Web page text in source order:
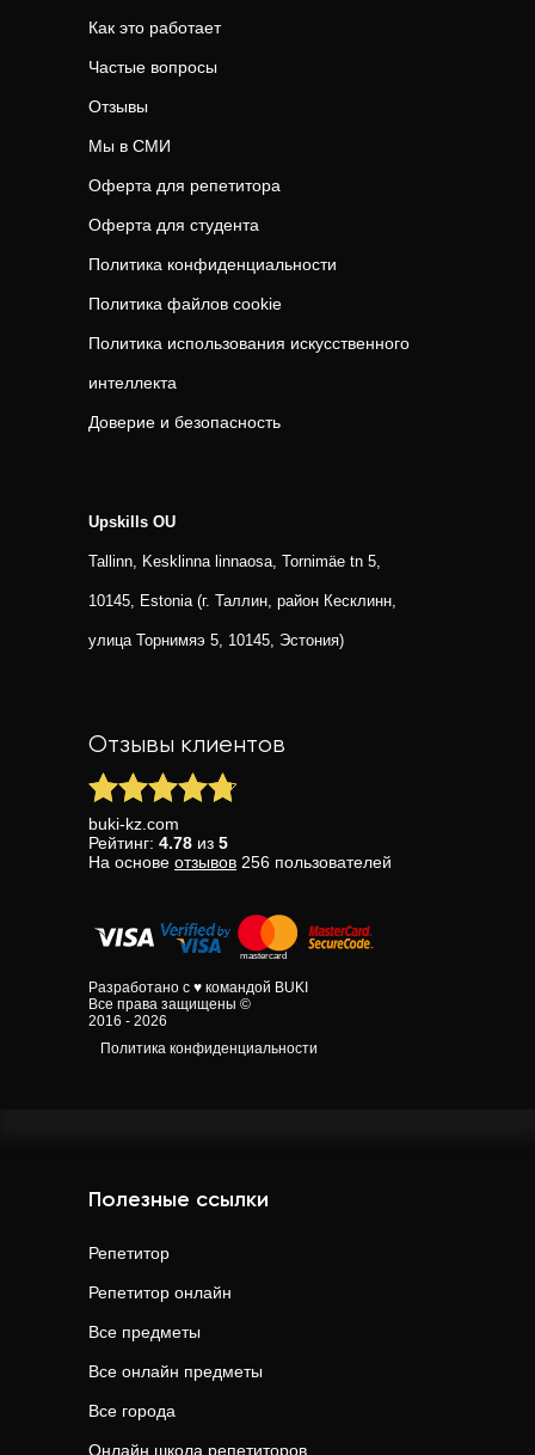
Как это работает
Частые вопросы
Отзывы
Мы в СМИ
Оферта для репетитора
Оферта для студента
Политика конфиденциальности
Политика файлов cookie
Политика использования искусственного
интеллекта
Доверие и безопасность
Upskills OU
Tallinn, Kesklinna linnaosa, Tornimäe tn 5,
10145, Estonia (г. Таллин, район Кесклинн,
улица Торнимяэ 5, 10145, Эстония)
Отзывы клиентов
buki-kz.com
Рейтинг: 4.78 из 5
На основе отзывов 256 пользователей
Разработано с ♥ командой BUKI
Все права защищены ©
2016 - 2026
Политика конфиденциальности
Полезные ссылки
Репетитор
Репетитор онлайн
Все предметы
Все онлайн предметы
Все города
Онлайн школа репетиторов